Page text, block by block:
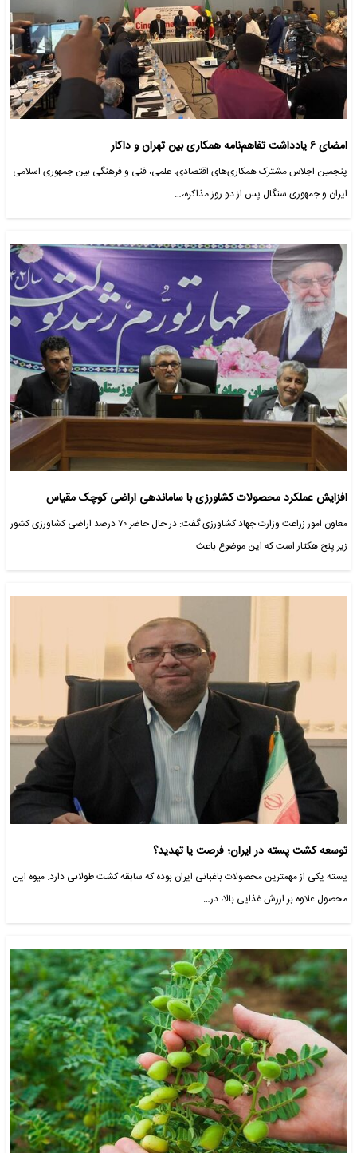
امضای ۶ یادداشت تفاهم‌نامه همکاری بین تهران و داکار
پنجمین اجلاس مشترک همکاری‌های اقتصادی، علمی، فنی و فرهنگی بین جمهوری اسلامی
ایران و جمهوری سنگال پس از دو روز مذاکره،…
افزایش عملکرد محصولات کشاورزی با ساماندهی اراضی کوچک مقیاس
معاون امور زراعت وزارت جهاد کشاورزی گفت: در حال حاضر ۷۰ درصد اراضی کشاورزی کشور
زیر پنج هکتار است که این موضوع باعث…
توسعه کشت پسته در ایران؛ فرصت یا تهدید؟
پسته یکی از مهمترین محصولات باغبانی ایران بوده که سابقه کشت طولانی دارد. میوه این
محصول علاوه بر ارزش غذایی بالا، در…